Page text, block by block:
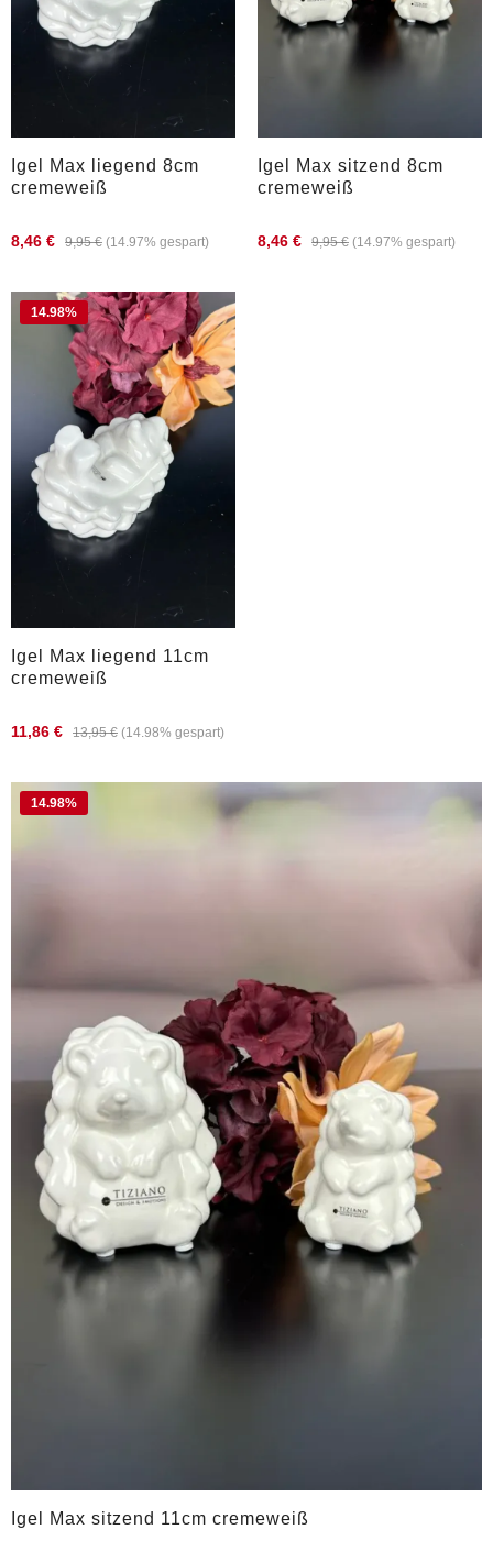
Igel Max liegend 8cm
cremeweiß
8,46 € 9,95 € (14.97% gespart)
Igel Max sitzend 8cm
cremeweiß
8,46 € 9,95 € (14.97% gespart)
14.98%
Igel Max liegend 11cm
cremeweiß
11,86 € 13,95 € (14.98% gespart)
14.98%
Igel Max sitzend 11cm cremeweiß